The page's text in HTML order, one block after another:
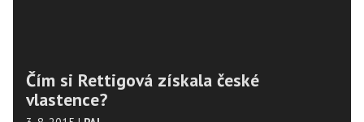
Čím si Rettigová získala české
vlastence?